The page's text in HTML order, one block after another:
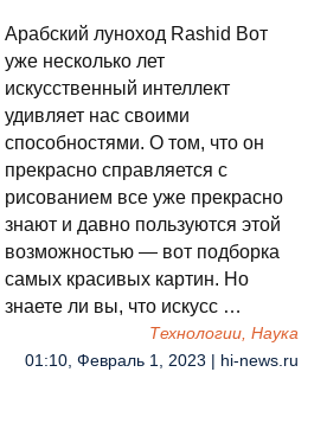
Арабский луноход Rashid Вот
уже несколько лет
искусственный интеллект
удивляет нас своими
способностями. О том, что он
прекрасно справляется с
рисованием все уже прекрасно
знают и давно пользуются этой
возможностью — вот подборка
самых красивых картин. Но
знаете ли вы, что искусс …
Технологии, Наука
01:10, Февраль 1, 2023 | hi-news.ru